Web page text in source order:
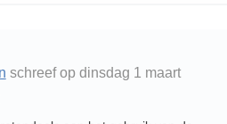
schreef op dinsdag 1 maart